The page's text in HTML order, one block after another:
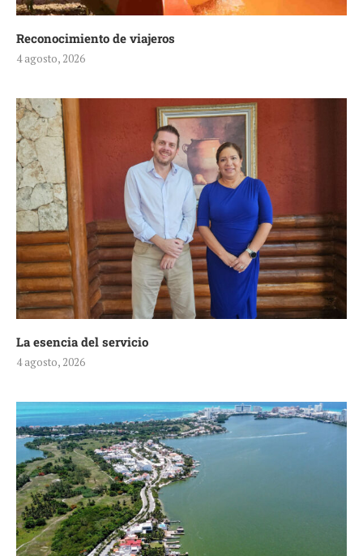
Reconocimiento de viajeros
4 agosto, 2026
La esencia del servicio
4 agosto, 2026